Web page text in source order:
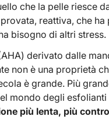
che la pelle riesce
reattiva, che
bisogno di altri stress.
derivato dalle
non è una proprietà
è grande. Più
mondo degli
più lenta, più